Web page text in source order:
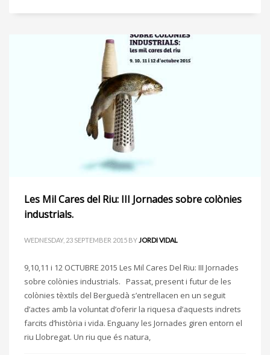
Les Mil Cares del Riu: III Jornades sobre colònies
industrials.
WEDNESDAY, 23 SEPTEMBER 2015 BYJORDI VIDAL
9,10,11 i 12 OCTUBRE 2015 Les Mil Cares Del Riu: III Jornades
sobre colònies industrials. Passat, present i futur de les
colònies tèxtils del Berguedà s’entrellacen en un seguit
d’actes amb la voluntat d’oferir la riquesa d’aquests indrets
farcits d’història i vida. Enguany les Jornades giren entorn el
riu Llobregat. Un riu que és natura,